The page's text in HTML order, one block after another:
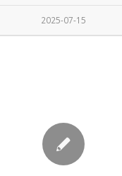
2025-07-15